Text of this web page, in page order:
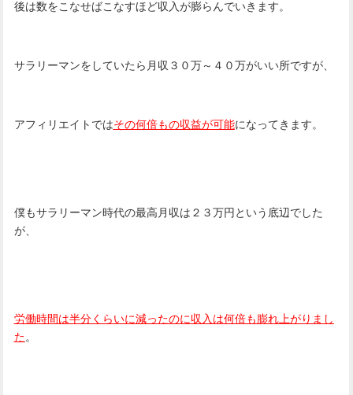
後は数をこなせばこなすほど収入が膨らんでいきます。
サラリーマンをしていたら月収３０万～４０万がいい所ですが、
アフィリエイトではその何倍もの収益が可能になってきます。
僕もサラリーマン時代の最高月収は２３万円という底辺でした
が、
労働時間は半分くらいに減ったのに収入は何倍も膨れ上がりまし
た。